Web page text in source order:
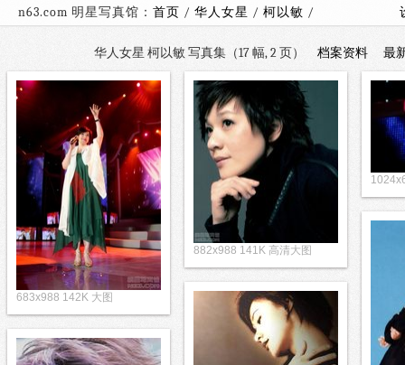
n63.com 明星写真馆： 首页 / 华人女星 / 柯以敏 /
华人女星 柯以敏 写真集（17 幅, 2 页） 档案资料 最
683x988 142K 大图
882x988 141K 高清大图